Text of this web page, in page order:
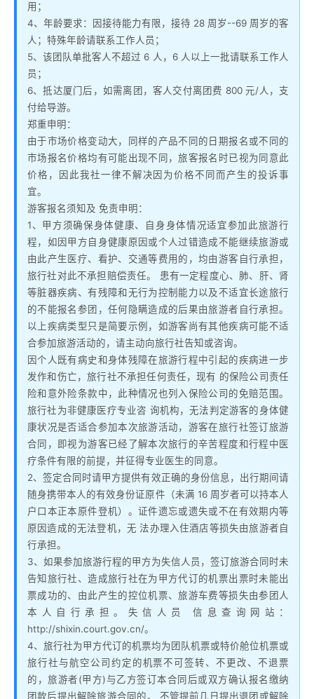
用；
4、年龄要求：因接待能力有限，接待 28 周岁--69 周岁的客
人；特殊年龄请联系工作人员；
5、该团队单批客人不超过 6 人，6 人以上一批请联系工作人
员；
6、抵达厦门后，如需离团，客人交付离团费 800 元/人，支
付给导游。
郑重申明：
由于市场价格变动大，同样的产品不同的日期报名或不同的
市场报名价格均有可能出现不同，旅客报名时已视为同意此
价格，因此我社一律不解决因为价格不同而产生的投诉事
宜。
游客报名须知及 免责申明：
1、甲方须确保身体健康、自身身体情况适宜参加此旅游行
程，如因甲方自身健康原因或个人过错造成不能继续旅游或
由此产生医疗、看护、交通等费用的，均由游客自行承担，
旅行社对此不承担赔偿责任。 患有一定程度心、肺、肝、肾
等脏器疾病、有残障和无行为控制能力以及不适宜长途旅行
的不能报名参团，任何隐瞒造成的后果由旅游者自行承担。
以上疾病类型只是简要示例，如游客尚有其他疾病可能不适
合参加旅游活动的，请主动向旅行社告知或咨询。
因个人既有病史和身体残障在旅游行程中引起的疾病进一步
发作和伤亡，旅行社不承担任何责任，现有 的保险公司责任
险和意外险条款中，此种情况也列入保险公司的免赔范围。
旅行社为非健康医疗专业咨 询机构，无法判定游客的身体健
康状况是否适合参加本次旅游活动，游客在旅行社签订旅游
合同，即视为游客已经了解本次旅行的辛苦程度和行程中医
疗条件有限的前提，并征得专业医生的同意。
2、签定合同时请甲方提供有效正确的身份信息，出行期间请
随身携带本人的有效身份证原件（未满 16 周岁者可以持本人
户口本正本原件登机）。证件遗忘或遗失或不在有效期内等
原因造成的无法登机，无 法办理入住酒店等损失由旅游者自
行承担。
3、如果参加旅游行程的甲方为失信人员，签订旅游合同时未
告知旅行社、造成旅行社在为甲方代订的机票出票时未能出
票成功的、由此产生的控位机票、旅游车费等损失由参团人
本人自行承担。失信人员 信息查询网站：
http://shixin.court.gov.cn/。
4、旅行社为甲方代订的机票均为团队机票或特价舱位机票或
旅行社与航空公司约定的机票不可签转、不更改、不退票
的，旅游者(甲方)与乙方签订本合同后或双方确认报名缴纳
团款后提出解除旅游合同的， 不管提前几日提出退团或解除